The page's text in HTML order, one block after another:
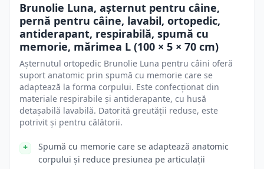
Brunolie Luna, așternut pentru câine,
pernă pentru câine, lavabil, ortopedic,
antiderapant, respirabilă, spumă cu
memorie, mărimea L (100 × 5 × 70 cm)
Așternutul ortopedic Brunolie Luna pentru câini oferă
suport anatomic prin spumă cu memorie care se
adaptează la forma corpului. Este confecționat din
materiale respirabile și antiderapante, cu husă
detașabilă lavabilă. Datorită greutății reduse, este
potrivit și pentru călătorii.
Spumă cu memorie care se adaptează anatomic
corpului și reduce presiunea pe articulații